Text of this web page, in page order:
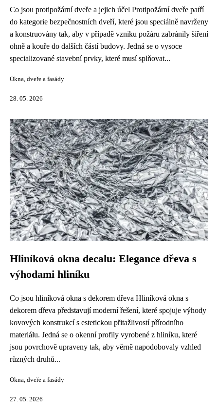
Co jsou protipožární dveře a jejich účel Protipožární dveře patří
do kategorie bezpečnostních dveří, které jsou speciálně navrženy
a konstruovány tak, aby v případě vzniku požáru zabránily šíření
ohně a kouře do dalších částí budovy. Jedná se o vysoce
specializované stavební prvky, které musí splňovat...
Okna, dveře a fasády
28. 05. 2026
Hliníková okna decalu: Elegance dřeva s
výhodami hliníku
Co jsou hliníková okna s dekorem dřeva Hliníková okna s
dekorem dřeva představují moderní řešení, které spojuje výhody
kovových konstrukcí s estetickou přitažlivostí přírodního
materiálu. Jedná se o okenní profily vyrobené z hliníku, které
jsou povrchově upraveny tak, aby věrně napodobovaly vzhled
různých druhů...
Okna, dveře a fasády
27. 05. 2026